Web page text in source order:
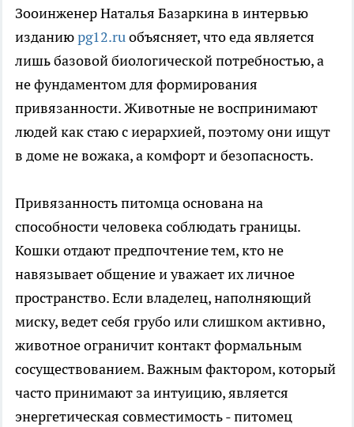
Зооинженер Наталья Базаркина в интервью
изданиюpg12.ruобъясняет, что еда является
лишь базовой биологической потребностью, а
не фундаментом для формирования
привязанности. Животные не воспринимают
людей как стаю с иерархией, поэтому они ищут
в доме не вожака, а комфорт и безопасность.
Привязанность питомца основана на
способности человека соблюдать границы.
Кошки отдают предпочтение тем, кто не
навязывает общение и уважает их личное
пространство. Если владелец, наполняющий
миску, ведет себя грубо или слишком активно,
животное ограничит контакт формальным
сосуществованием. Важным фактором, который
часто принимают за интуицию, является
энергетическая совместимость - питомец